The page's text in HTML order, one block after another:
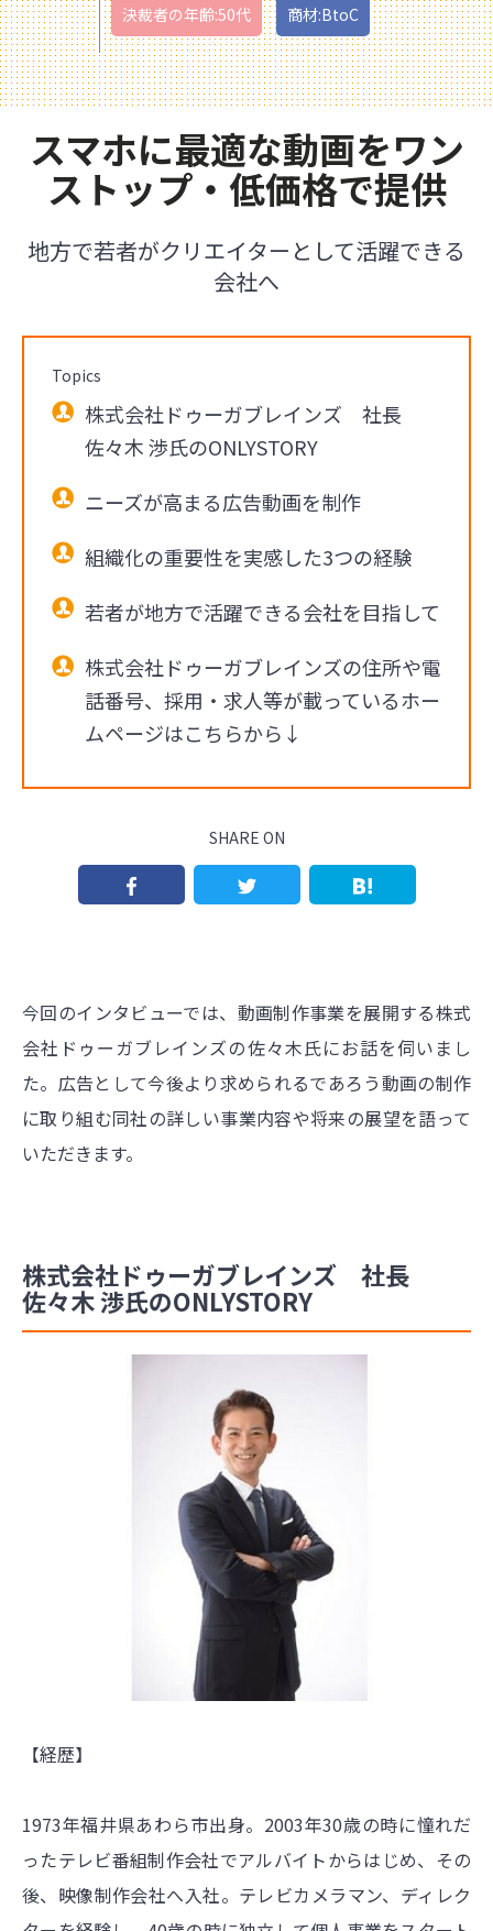
決裁者の年齢:50代 商材:BtoC
スマホに最適な動画をワン
ストップ・低価格で提供
地方で若者がクリエイターとして活躍できる
会社へ
Topics
株式会社ドゥーガブレインズ 社長
佐々木 渉氏のONLYSTORY
ニーズが高まる広告動画を制作
組織化の重要性を実感した3つの経験
若者が地方で活躍できる会社を目指して
株式会社ドゥーガブレインズの住所や電
話番号、採用・求人等が載っているホー
ムページはこちらから↓
SHARE ON
今回のインタビューでは、動画制作事業を展開する株式
会社ドゥーガブレインズの佐々木氏にお話を伺いまし
た。広告として今後より求められるであろう動画の制作
に取り組む同社の詳しい事業内容や将来の展望を語って
いただきます。
株式会社ドゥーガブレインズ 社長
佐々木 渉氏のONLYSTORY
【経歴】
1973年福井県あわら市出身。2003年30歳の時に憧れだ
ったテレビ番組制作会社でアルバイトからはじめ、その
後、映像制作会社へ入社。テレビカメラマン、ディレク